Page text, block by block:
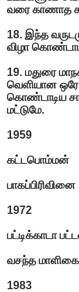
வரை காணாத
18. இந்த
விழா
19. மதுரை
வெளியான
கொண்டாடிய
மட்டுமே.
1959
கட்டபொம்மன்
பாகப்பிரிவினை
1972
பட்டிக்காடா
வசந்த மாளிகை
1983